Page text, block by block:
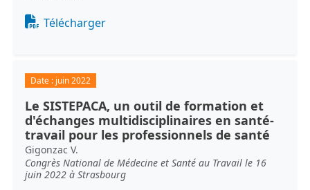
Document
Télécharger
Date : juin 2022
Le SISTEPACA, un outil de formation et
d'échanges multidisciplinaires en santé-
travail pour les professionnels de santé
Gigonzac V.
Congrès National de Médecine et Santé au Travail le 16
juin 2022 à Strasbourg